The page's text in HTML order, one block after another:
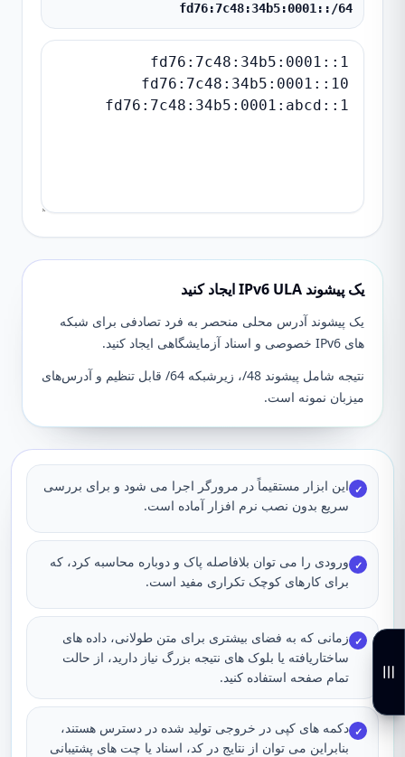
fd76:7c48:34b5:0001::/64
یک پیشوند IPv6 ULA ایجاد کنید
یک پیشوند آدرس محلی منحصر به فرد تصادفی برای شبکه
های IPv6 خصوصی و اسناد آزمایشگاهی ایجاد کنید.
نتیجه شامل پیشوند 48/، زیرشبکه 64/ قابل تنظیم و آدرس‌های
میزبان نمونه است.
✓ این ابزار مستقیماً در مرورگر اجرا می شود و برای بررسی
سریع بدون نصب نرم افزار آماده است.
✓ ورودی را می توان بلافاصله پاک و دوباره محاسبه کرد، که
برای کارهای کوچک تکراری مفید است.
✓ زمانی که به فضای بیشتری برای متن طولانی، داده های
ساختاریافته یا بلوک های نتیجه بزرگ نیاز دارید، از حالت
تمام صفحه استفاده کنید.
✓ دکمه های کپی در خروجی تولید شده در دسترس هستند،
بنابراین می توان از نتایج در کد، اسناد یا چت های پشتیبانی